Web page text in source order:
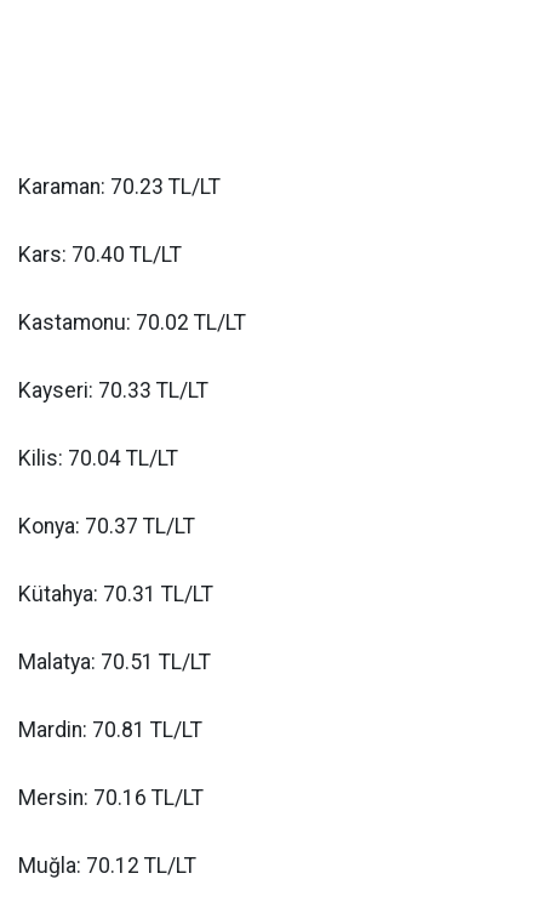
Karaman: 70.23 TL/LT
Kars: 70.40 TL/LT
Kastamonu: 70.02 TL/LT
Kayseri: 70.33 TL/LT
Kilis: 70.04 TL/LT
Konya: 70.37 TL/LT
Kütahya: 70.31 TL/LT
Malatya: 70.51 TL/LT
Mardin: 70.81 TL/LT
Mersin: 70.16 TL/LT
Muğla: 70.12 TL/LT